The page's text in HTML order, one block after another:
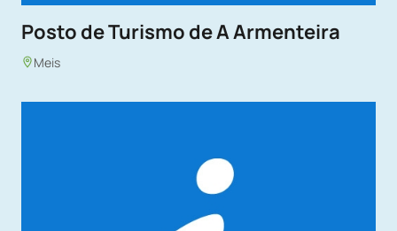
Posto de Turismo de A Armenteira
Meis